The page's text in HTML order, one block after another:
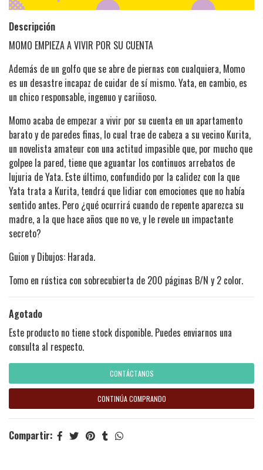
Descripción
MOMO EMPIEZA A VIVIR POR SU CUENTA
Además de un golfo que se abre de piernas con cualquiera, Momo
es un desastre incapaz de cuidar de sí mismo. Yata, en cambio, es
un chico responsable, ingenuo y cariñoso.
Momo acaba de empezar a vivir por su cuenta en un apartamento
barato y de paredes finas, lo cual trae de cabeza a su vecino Kurita,
un novelista amateur con una actitud impasible que, por mucho que
golpee la pared, tiene que aguantar los continuos arrebatos de
lujuria de Yata. Este último, confundido por la calidez con la que
Yata trata a Kurita, tendrá que lidiar con emociones que no había
sentido antes. Pero ¿qué ocurrirá cuando de repente aparezca su
madre, a la que hace años que no ve, y le revele un impactante
secreto?
Guion y Dibujos: Harada.
Tomo en rústica con sobrecubierta de 200 páginas B/N y 2 color.
Agotado
Este producto no tiene stock disponible. Puedes enviarnos una
consulta al respecto.
CONTÁCTANOS
CONTINÚA COMPRANDO
Compartir: